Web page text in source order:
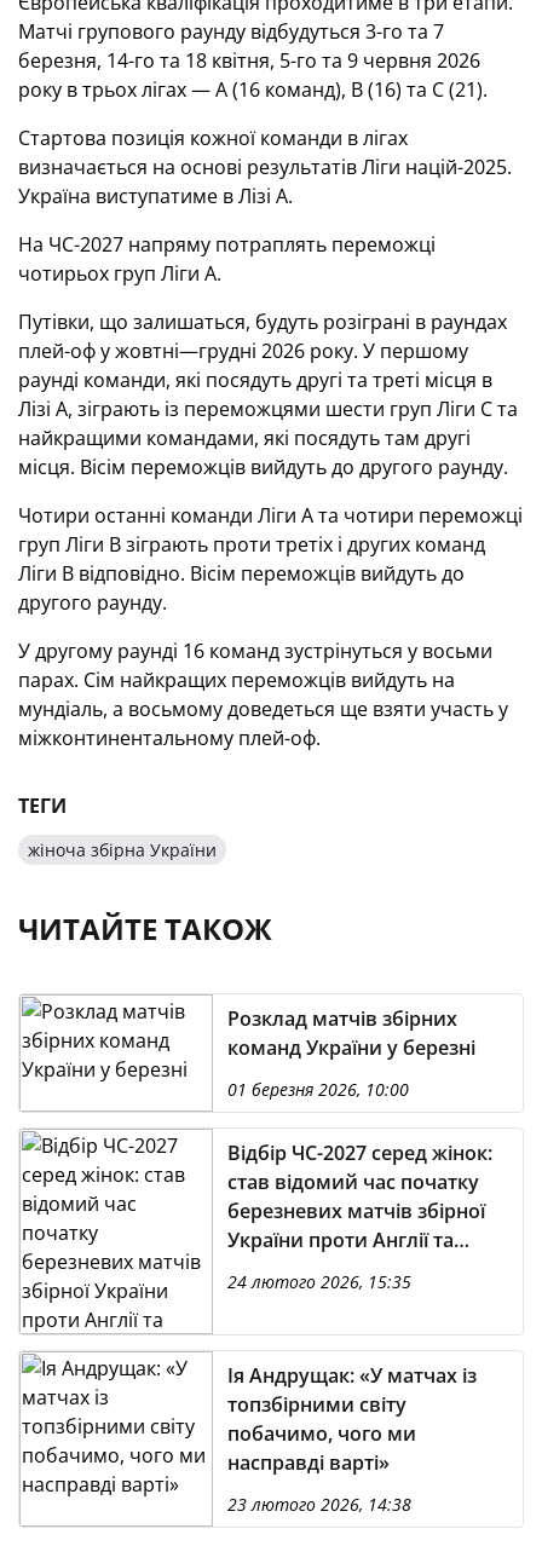
Матчі групового раунду відбудуться 3-го та 7
березня, 14-го та 18 квітня, 5-го та 9 червня 2026
року в трьох лігах — А (16 команд), В (16) та С (21).
Стартова позиція кожної команди в лігах
визначається на основі результатів Ліги націй-2025.
Україна виступатиме в Лізі А.
На ЧС-2027 напряму потраплять переможці
чотирьох груп Ліги А.
Путівки, що залишаться, будуть розіграні в раундах
плей-оф у жовтні—грудні 2026 року. У першому
раунді команди, які посядуть другі та треті місця в
Лізі А, зіграють із переможцями шести груп Ліги С та
найкращими командами, які посядуть там другі
місця. Вісім переможців вийдуть до другого раунду.
Чотири останні команди Ліги А та чотири переможці
груп Ліги В зіграють проти третіх і других команд
Ліги В відповідно. Вісім переможців вийдуть до
другого раунду.
У другому раунді 16 команд зустрінуться у восьми
парах. Сім найкращих переможців вийдуть на
мундіаль, а восьмому доведеться ще взяти участь у
міжконтинентальному плей-оф.
ТЕГИ
жіноча збірна України
ЧИТАЙТЕ ТАКОЖ
Розклад матчів збірних
команд України у березні
01 березня 2026, 10:00
Відбір ЧС-2027 серед жінок:
став відомий час початку
березневих матчів збірної
України проти Англії та
24 лютого 2026, 15:35
Ія Андрущак: «У матчах із
топзбірними світу
побачимо, чого ми
насправді варті»
23 лютого 2026, 14:38